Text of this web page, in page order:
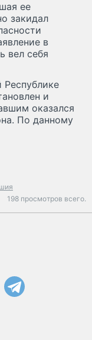
ее
закидал
в
вел себя
и
оказался
По данному
198 просмотров всего.